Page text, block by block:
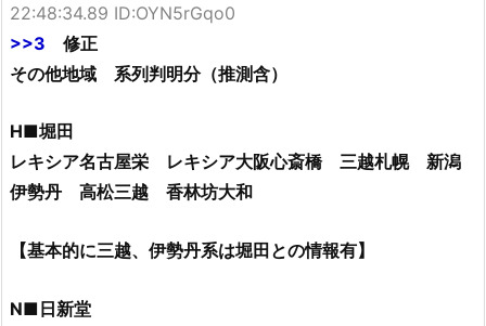
22:48:34.89 ID:OYN5rGqo0
>>3 修正
その他地域 系列判明分（推測含）
H■堀田
レキシア名古屋栄 レキシア大阪心斎橋 三越札幌 新潟
伊勢丹 高松三越 香林坊大和
【基本的に三越、伊勢丹系は堀田との情報有】
N■日新堂